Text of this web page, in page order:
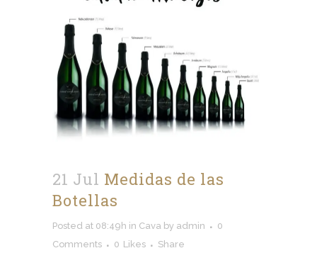
21 Jul Medidas de las
Botellas
Posted at 08:49h in Cava by admin
0
Comments
0 Likes Share